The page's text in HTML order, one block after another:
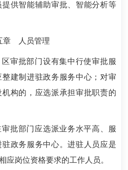
供智能辅助审批、智能分析等
章 人员管理
区审批部门设有集中行使审批服
建制进驻政务服务中心；对审
构的，应选派承担审批职责的
审批部门应选派业务水平高、服
政务服务中心。进驻人员应是
应岗位资格要求的工作人员。